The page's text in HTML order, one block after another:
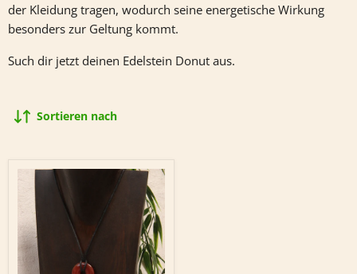
der Kleidung tragen, wodurch seine energetische Wirkung
besonders zur Geltung kommt.
Such dir jetzt deinen Edelstein Donut aus.
Sortieren nach